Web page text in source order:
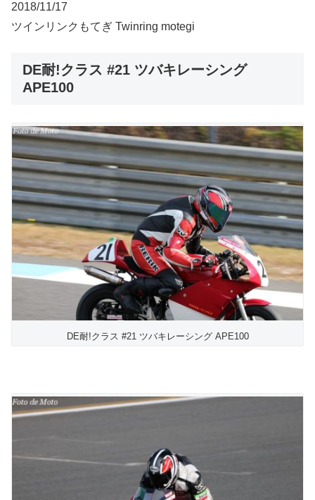
2018/11/17
ツインリンクもてぎ Twinring motegi
DE耐!クラス #21 ツバキレーシング
APE100
DE耐!クラス #21 ツバキレーシング APE100